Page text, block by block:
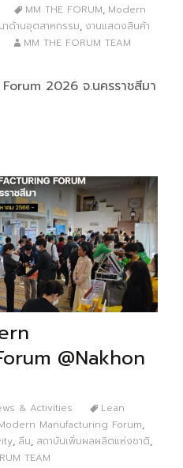
MM THE FORUM, Modern
าด้านอุตสาหกรรม, งานแสดงสินค้า
MM THE FORUM TEAM
2026 จ.นครราชสีมา
@Nakhon
& Activities
Lean
Manufacturing Forum
ลีน สถาบันเพิ่มผลผลิตแห่งชาติ
TEAM